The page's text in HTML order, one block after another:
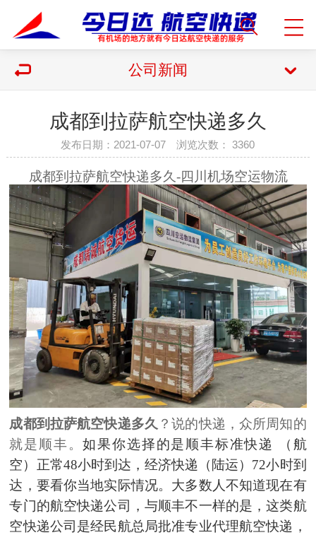
公司新闻
成都到拉萨航空快递多久
发布日期：2021-07-07 浏览次数：3360
成都到拉萨航空快递多久-四川机场空运物流
成都到拉萨航空快递多久 ？说的快递，众所周知的
就是顺丰。如果你选择的是顺丰标准快递
（航
空）正常48小时到达，经济快递（陆运）72小时到
达，要看你当地实际情况。 大多数人不知道现在有
专门的航空快递公司，与顺丰不一样的是，这类航
空快递公司是经民航总局批准专业代理航空快递，